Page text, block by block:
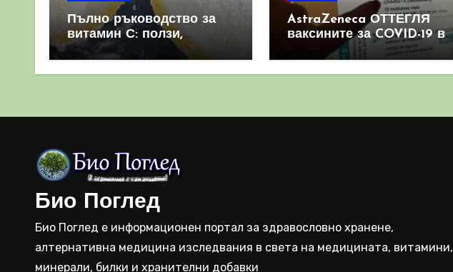
Пълно ръководство за
витамин С: ползи,
източници и защо е
важен за имунната
AstraZeneca ОТТЕГЛЯ
ваксините за COVID-19 в
световен мащаб, след
като призна, че те
Био Поглед
Био Поглед е информационен портал за здравословно хранене,
алтернативна медицина изследвания в света на медицината, витамини,
минерали, билки и хранителни добавки